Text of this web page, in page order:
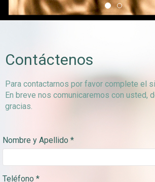
Contáctenos
Para contactarnos por favor complete el
En breve nos comunicaremos con usted,
gracias.
Nombre y Apellido *
Teléfono *